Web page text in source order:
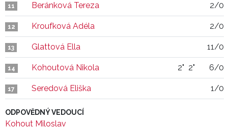
11 Beránková Tereza 2/0
12 Kroufková Adéla 2/0
13 Glattová Ella 11/0
14 Kohoutová Nikola 2" 2" 6/0
17 Seredová Eliška 1/0
ODPOVĚDNÝ VEDOUCÍ
Kohout Miloslav